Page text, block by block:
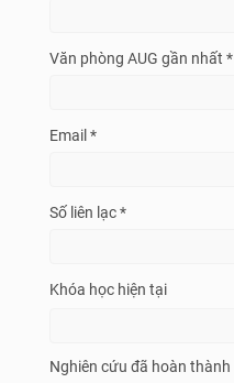
Văn phòng AUG gần nhất *
Email *
Số liên lạc *
Khóa học hiện tại
Nghiên cứu đã hoàn thành